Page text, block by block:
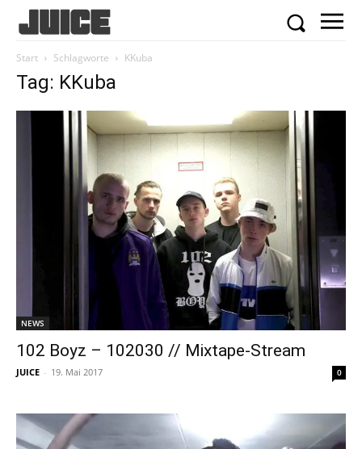
Start Schlagworte KKuba
Tag: KKuba
NEWS
102 Boyz – 102030 // Mixtape-Stream
JUICE - 19. Mai 2017 0